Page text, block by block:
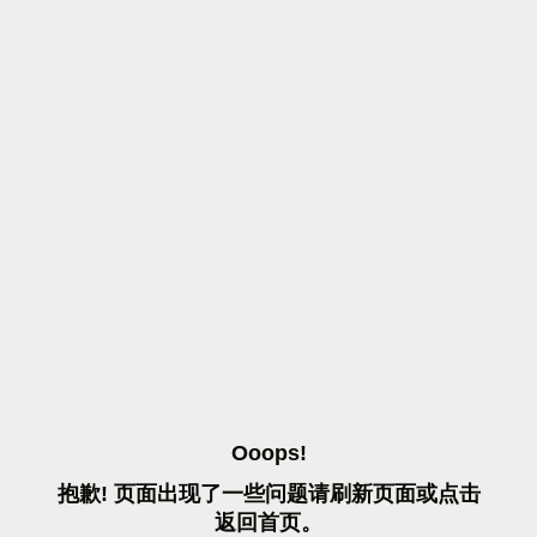
OOOPS!
抱歉! 页面出现了一些问题请刷 新页面或点击
返 回首页。